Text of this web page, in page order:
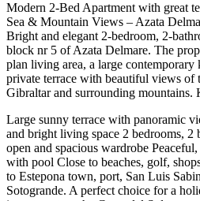
Modern 2-Bed Apartment with great
Sea & Mountain Views – Azata
Bright and elegant 2-bedroom, 2-
block nr 5 of Azata Delmare. The
plan living area, a large contemporary
private terrace with beautiful views of
Gibraltar and surrounding mountains.
Large sunny terrace with panoramic
and bright living space 2 bedrooms, 2
open and spacious wardrobe
with pool Close to beaches, golf,
‌to ‌Estepona town, ‌port, San ‌Luis
Sotogrande. A perfect ‌choice for ‌a